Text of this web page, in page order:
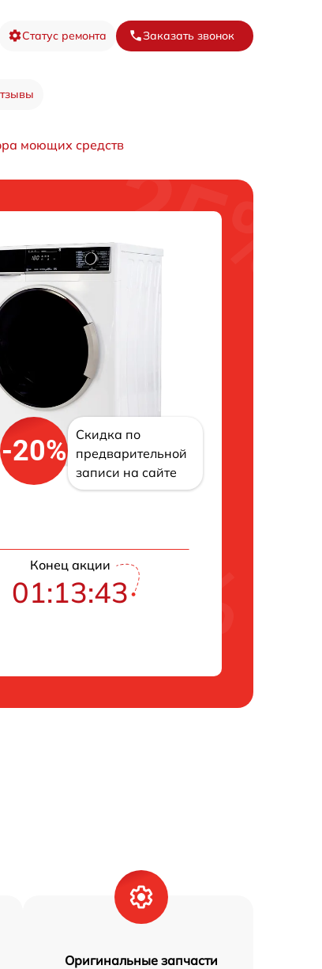
Статус ремонта Заказать звонок
моющих средств
-20%
Скидка по
предварительной
записи на сайте
Конец акции
01:13:42
Оригинальные запчасти